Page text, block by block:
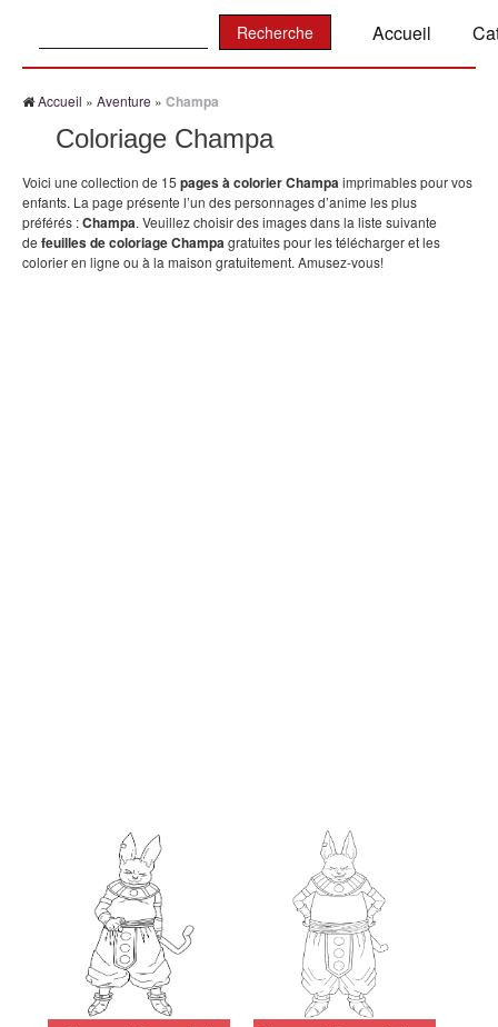
Accueil
Accueil » Aventure » Champa
Coloriage Champa
Voici une collection de 15 pages à colorier Champaimprimables pour vos
enfants. La page présente l’un des personnages d’anime les plus
préférés :Champa. Veuillez choisir des images dans la liste suivante
de feuilles de coloriage Champagratuites pour les télécharger et les
colorier en ligne ou à la maison gratuitement. Amusez-vous!